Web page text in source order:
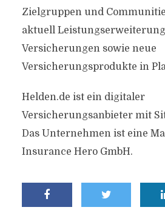
Zielgruppen und
aktuell
Versicherungen sowie neue
Versicherungsprodukte in
Helden.de ist ein digitaler
Versicherungsanbieter mit
Das Unternehmen ist eine
Insurance Hero GmbH.